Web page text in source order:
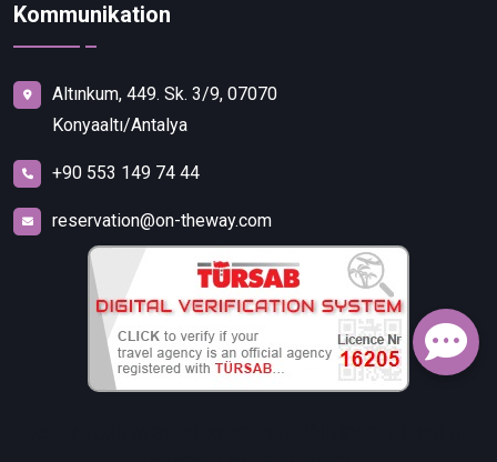
Kommunikation
Altınkum, 449. Sk. 3/9, 07070
Konyaaltı/Antalya
+90 553 149 74 44
reservation@on-theway.com